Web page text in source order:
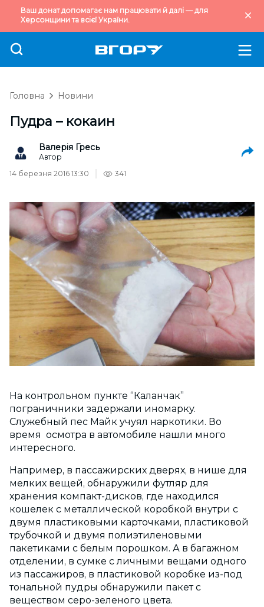
Ваш донат допомагає нам працювати й далі — для
Херсонщини та всієї України.
Головна Новини
Пудра – кокаин
Валерія Гресь
Автор
14 березня 2016 13:30
341
На контрольном пункте “Каланчак”
пограничники задержали иномарку.
Служебный пес Майк учуял наркотики. Во
время осмотра в автомобиле нашли много
интересного.
Например, в пассажирских дверях, в нише для
мелких вещей, обнаружили футляр для
хранения компакт-дисков, где находился
кошелек с металлической коробкой внутри с
двумя пластиковыми карточками, пластиковой
трубочкой и двумя полиэтиленовыми
пакетиками с белым порошком. А в багажном
отделении, в сумке с личными вещами одного
из пассажиров, в пластиковой коробке из-под
тональной пудры обнаружили пакет с
веществом серо-зеленого цвета.